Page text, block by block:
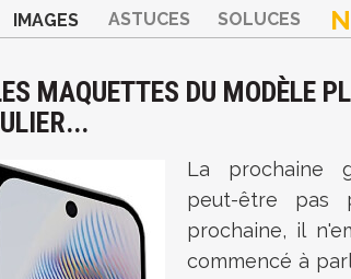
IMAGES ASTUCES SOLUCES
MAQUETTES DU MODÈLE
La prochaine
peut-être pas
prochaine, il
commencé à